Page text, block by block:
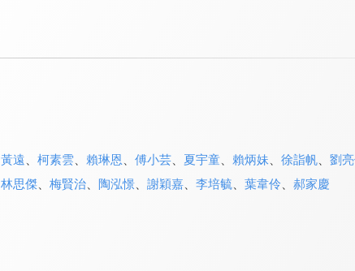
黃遠 柯素雲 賴琳恩 傅小芸、 夏宇童、 賴炳妹 徐詣帆、 劉
林思傑、 梅賢治、 陶泓憬、 謝穎嘉、 李培毓、 葉韋伶、 郝家慶